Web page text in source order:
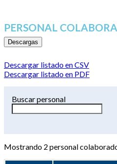
PERSONAL
Descargas
Descargar listado en CSV
Descargar listado en PDF
Buscar personal
Mostrando 2 personal